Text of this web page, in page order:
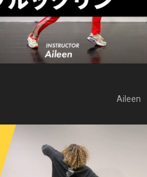
Aileen